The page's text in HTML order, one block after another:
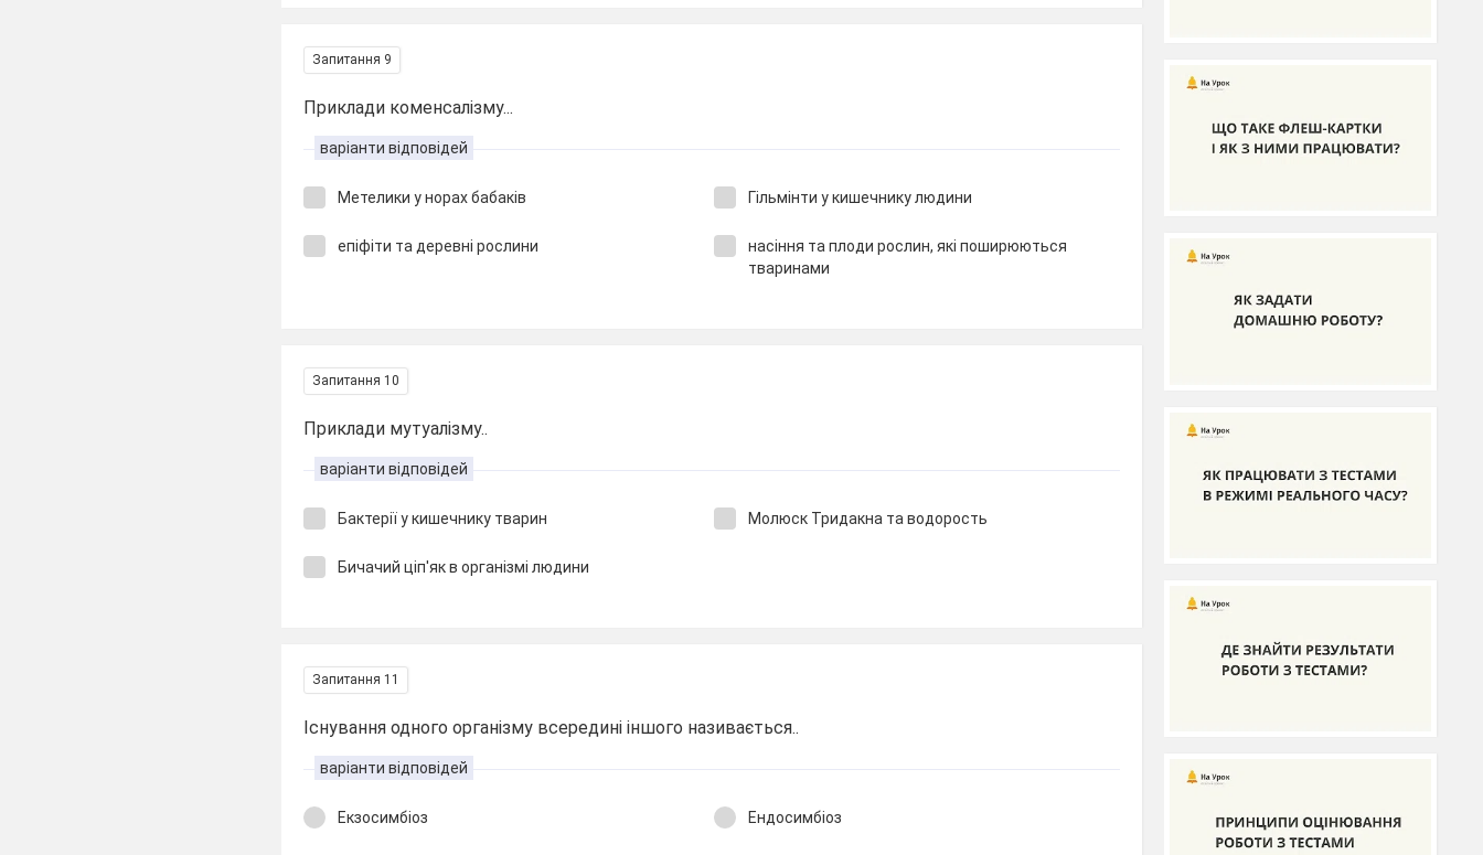
Запитання 9
Приклади коменсалізму...
варіанти відповідей
Метелики у норах бабаків Гільмінти у кишечнику людини
епіфіти та деревні рослини
насіння та плоди рослин, які поширюються
тваринами
Запитання 10
Приклади мутуалізму..
варіанти відповідей
Бактерії у кишечнику тварин Молюск Тридакна та водорость
Бичачий ціп'як в організмі людини
Запитання 11
Існування одного організму всередині іншого називається..
варіанти відповідей
Екзосимбіоз Ендосимбіоз